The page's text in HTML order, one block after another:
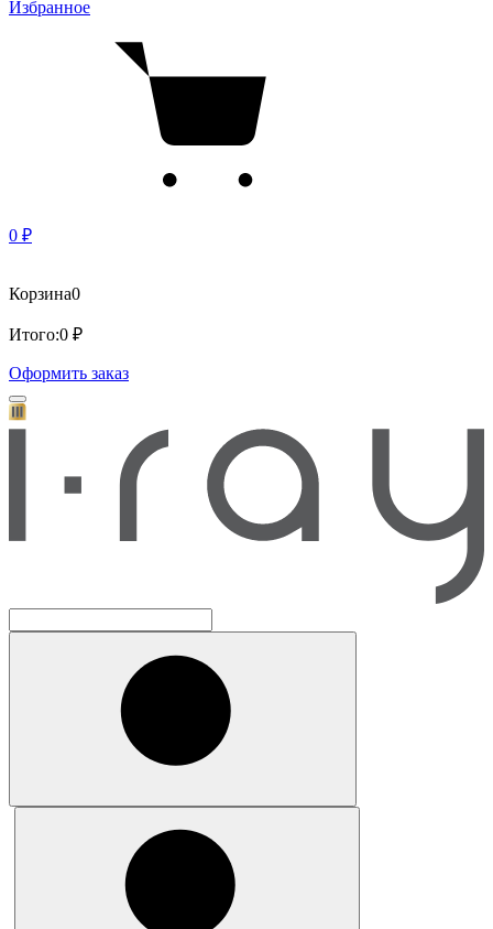
Избранное
0 ₽
Корзина0
Итого:0 ₽
Оформить заказ